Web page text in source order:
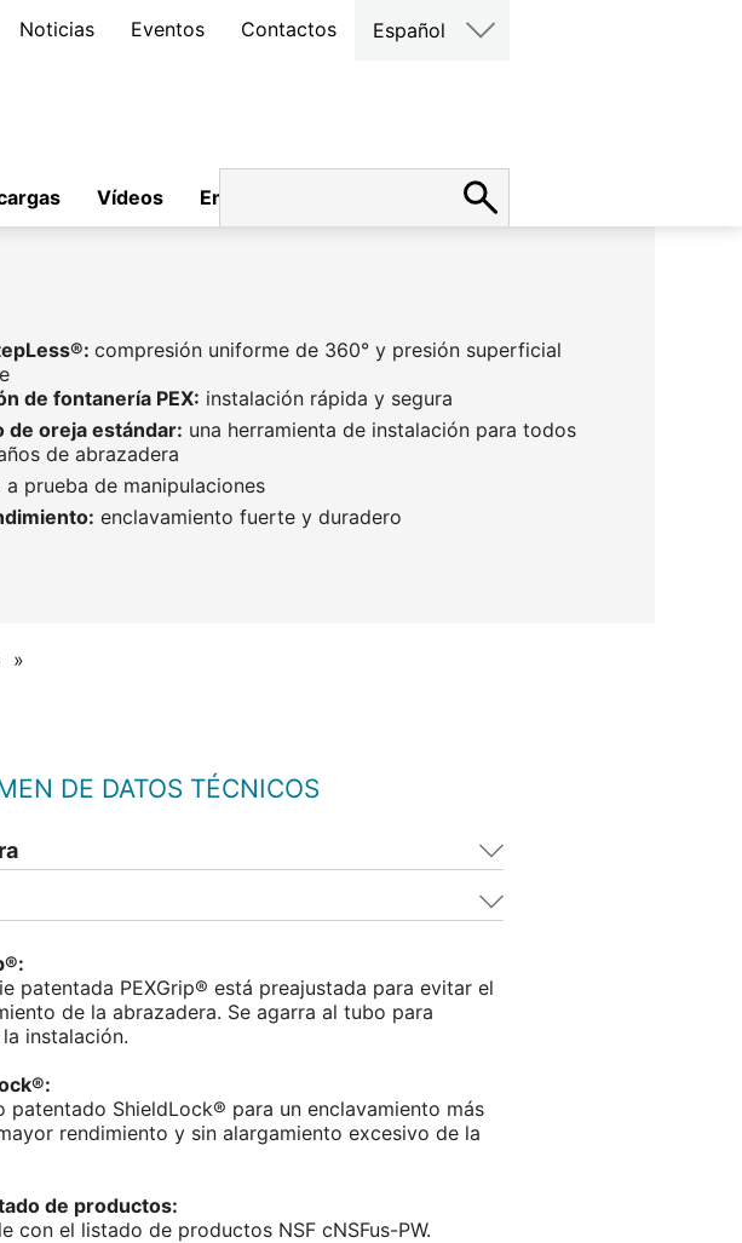
Noticias Eventos Contactos Español
Vídeos Empleo
compresión uniforme de 360° y presión superficial
de fontanería PEX: instalación rápida y segura
de oreja estándar: una herramienta de instalación para todos
de abrazadera
a prueba de manipulaciones
enclavamiento fuerte y duradero
DE DATOS TÉCNICOS
patentada PEXGrip® está preajustada para evitar el
de la abrazadera. Se agarra al tubo para
instalación.
patentado ShieldLock® para un enclavamiento más
rendimiento y sin alargamiento excesivo de la
de productos:
con el listado de productos NSF cNSFus-PW.